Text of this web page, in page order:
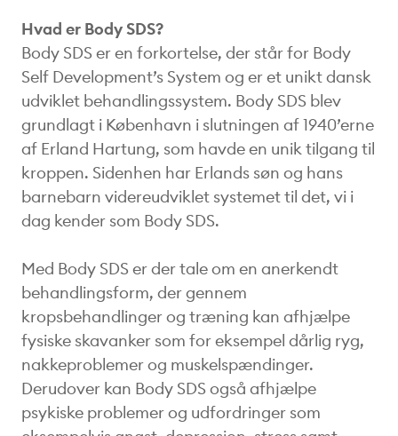
Hvad er Body SDS?
Body SDS er en forkortelse, der står for Body
Self Development’s System og er et unikt dansk
udviklet behandlingssystem. Body SDS blev
grundlagt i København i slutningen af 1940’erne
af Erland Hartung, som havde en unik tilgang til
kroppen. Sidenhen har Erlands søn og hans
barnebarn videreudviklet systemet til det, vi i
dag kender som Body SDS.
Med Body SDS er der tale om en anerkendt
behandlingsform, der gennem
kropsbehandlinger og træning kan afhjælpe
fysiske skavanker som for eksempel dårlig ryg,
nakkeproblemer og muskelspændinger.
Derudover kan Body SDS også afhjælpe
psykiske problemer og udfordringer som